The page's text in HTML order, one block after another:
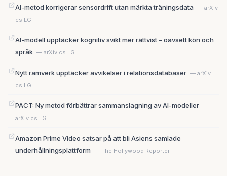
AI-metod korrigerar sensordrift utan märkta träningsdata — arXiv
cs.LG
AI-modell upptäcker kognitiv svikt mer rättvist – oavsett kön och
språk — arXiv cs.LG
Nytt ramverk upptäcker avvikelser i relationsdatabaser — arXiv
cs.LG
PACT: Ny metod förbättrar sammanslagning av AI-modeller —
arXiv cs.LG
Amazon Prime Video satsar på att bli Asiens samlade
underhållningsplattform — The Hollywood Reporter